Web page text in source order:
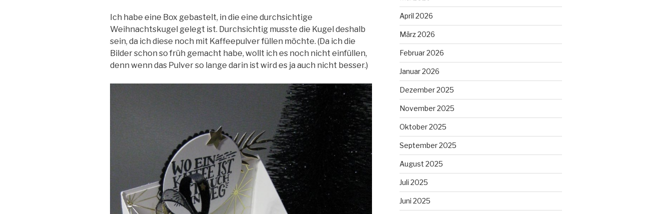
Ich habe eine Box gebastelt, in die eine durchsichtige
Weihnachtskugel gelegt ist. Durchsichtig musste die Kugel deshalb
sein, da ich diese noch mit Kaffeepulver füllen möchte. (Da ich die
Bilder schon so früh gemacht habe, wollt ich es noch nicht einfüllen,
denn wenn das Pulver so lange darin ist wird es ja auch nicht besser.)
April 2026
März 2026
Februar 2026
Januar 2026
Dezember 2025
November 2025
Oktober 2025
September 2025
August 2025
Juli 2025
Juni 2025